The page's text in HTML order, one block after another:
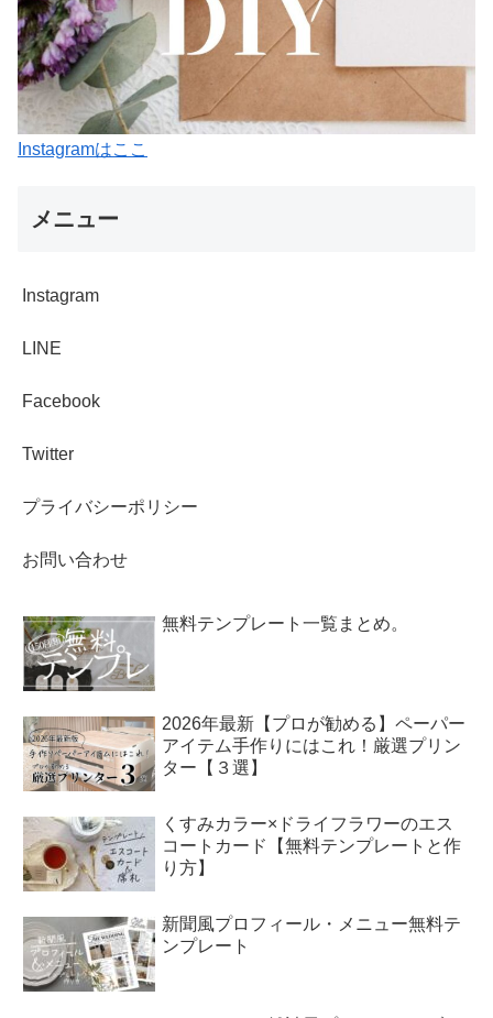
Instagramはここ
メニュー
Instagram
LINE
Facebook
Twitter
プライバシーポリシー
お問い合わせ
無料テンプレート一覧まとめ。
2026年最新【プロが勧める】ペーパー
アイテム手作りにはこれ！厳選プリン
ター【３選】
くすみカラー×ドライフラワーのエス
コートカード【無料テンプレートと作
り方】
新聞風プロフィール・メニュー無料テ
ンプレート